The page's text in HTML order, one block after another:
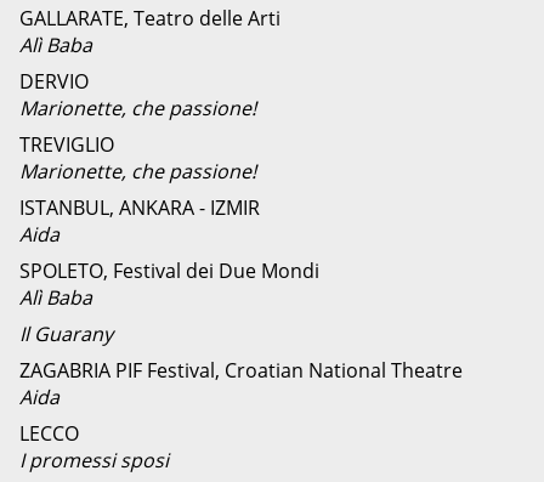
GALLARATE, Teatro delle Arti
Alì Baba
DERVIO
Marionette, che passione!
TREVIGLIO
Marionette, che passione!
ISTANBUL, ANKARA - IZMIR
Aida
SPOLETO, Festival dei Due Mondi
Alì Baba
Il Guarany
ZAGABRIA PIF Festival, Croatian National Theatre
Aida
LECCO
I promessi sposi